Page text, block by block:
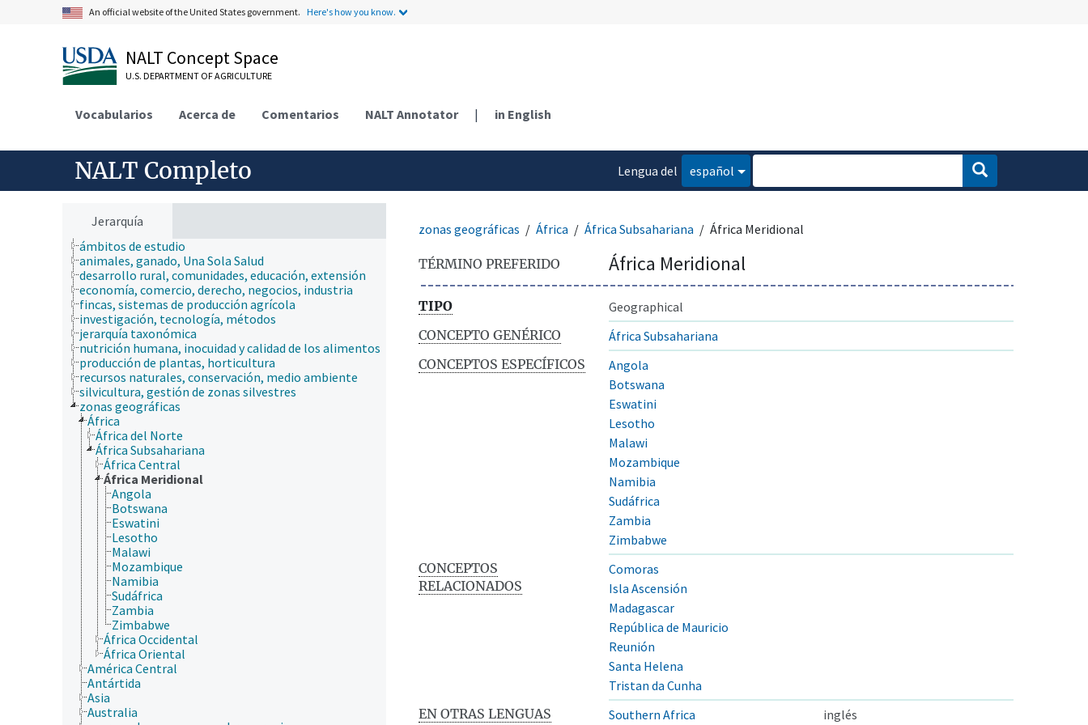
An official website of the United States government. Here's how you know.
NALT Concept Space
U.S. DEPARTMENT OF AGRICULTURE
Vocabularios Acerca de Comentarios NALT Annotator | in English
NALT Completo
Lengua del
español
Jerarquía
ámbitos de estudio
animales, ganado, Una Sola Salud
desarrollo rural, comunidades, educación, extensión
economía, comercio, derecho, negocios, industria
fincas, sistemas de producción agrícola
investigación, tecnología, métodos
jerarquía taxonómica
nutrición humana, inocuidad y calidad de los alimentos
producción de plantas, horticultura
recursos naturales, conservación, medio ambiente
silvicultura, gestión de zonas silvestres
zonas geográficas
África
África del Norte
África Subsahariana
África Central
África Meridional
Angola
Botswana
Eswatini
Lesotho
Malawi
Mozambique
Namibia
Sudáfrica
Zambia
Zimbabwe
África Occidental
África Oriental
América Central
Antártida
Asia
Australia
zonas geográficas África África Subsahariana África Meridional
TÉRMINO PREFERIDO África Meridional
TIPO
Geographical
CONCEPTO GENÉRICO
África Subsahariana
CONCEPTOS ESPECÍFICOS
Angola
Botswana
Eswatini
Lesotho
Malawi
Mozambique
Namibia
Sudáfrica
Zambia
Zimbabwe
CONCEPTOS
RELACIONADOS
Comoras
Isla Ascensión
Madagascar
República de Mauricio
Reunión
Santa Helena
Tristan da Cunha
EN OTRAS LENGUAS
Southern Africa inglés